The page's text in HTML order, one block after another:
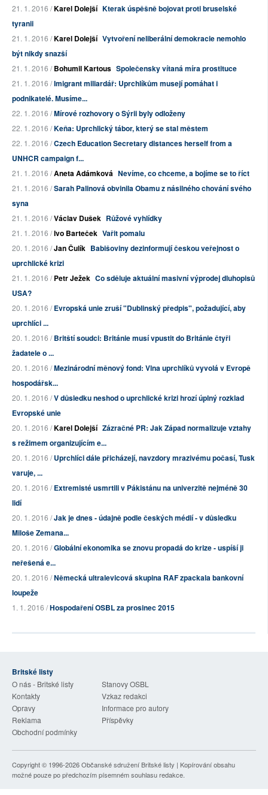
21. 1. 2016 /Karel Dolejší Kterak úspěšně bojovat proti bruselské
tyranii
21. 1. 2016 /Karel Dolejší Vytvoření neliberální demokracie nemohlo
být nikdy snazší
21. 1. 2016 /Bohumil Kartous Společensky vítaná míra prostituce
21. 1. 2016 /Imigrant miliardář: Uprchlíkům musejí pomáhat i
podnikatelé. Musíme...
22. 1. 2016 /Mírové rozhovory o Sýrii byly odloženy
22. 1. 2016 /Keňa: Uprchlický tábor, který se stal městem
22. 1. 2016 /Czech Education Secretary distances herself from a
UNHCR campaign f...
21. 1. 2016 /Aneta Adámková Nevíme, co chceme, a bojíme se to říct
21. 1. 2016 /Sarah Palinová obvinila Obamu z násilného chování svého
syna
21. 1. 2016 /Václav Dušek Růžové vyhlídky
21. 1. 2016 /Ivo Barteček Vařit pomalu
20. 1. 2016 /Jan Čulík Babišoviny dezinformují českou veřejnost o
uprchlické krizi
21. 1. 2016 /Petr Ježek Co sděluje aktuální masivní výprodej dluhopisů
USA?
20. 1. 2016 /Evropská unie zruší "Dublinský předpis", požadující, aby
uprchlíci ...
20. 1. 2016 /Britští soudci: Británie musí vpustit do Británie čtyři
žadatele o ...
20. 1. 2016 /Mezinárodní měnový fond: Vlna uprchlíků vyvolá v Evropě
hospodářsk...
20. 1. 2016 /V důsledku neshod o uprchlické krizi hrozí úplný rozklad
Evropské unie
20. 1. 2016 /Karel Dolejší Zázračné PR: Jak Západ normalizuje vztahy
s režimem organizujícím e...
20. 1. 2016 /Uprchlíci dále přicházejí, navzdory mrazivému počasí, Tusk
varuje, ...
20. 1. 2016 /Extremisté usmrtili v Pákistánu na univerzitě nejméně 30
lidí
20. 1. 2016 /Jak je dnes - údajně podle českých médií - v důsledku
Miloše Zemana...
20. 1. 2016 /Globální ekonomika se znovu propadá do krize - uspíší ji
neřešená e...
20. 1. 2016 /Německá ultralevicová skupina RAF zpackala bankovní
loupeže
1. 1. 2016 /Hospodaření OSBL za prosinec 2015
Britské listy
O nás - Britské listy
Stanovy OSBL
Kontakty
Vzkaz redakci
Opravy
Informace pro autory
Reklama
Příspěvky
Obchodní podmínky
Copyright © 1996-2026Občanské sdružení Britské listy | Kopírování obsahu
možné pouze po předchozím písemném souhlasu redakce.